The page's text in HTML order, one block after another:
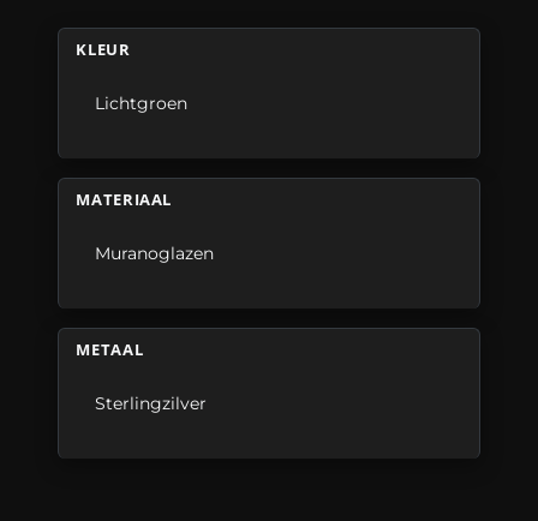
KLEUR
Lichtgroen
MATERIAAL
Muranoglazen
METAAL
Sterlingzilver